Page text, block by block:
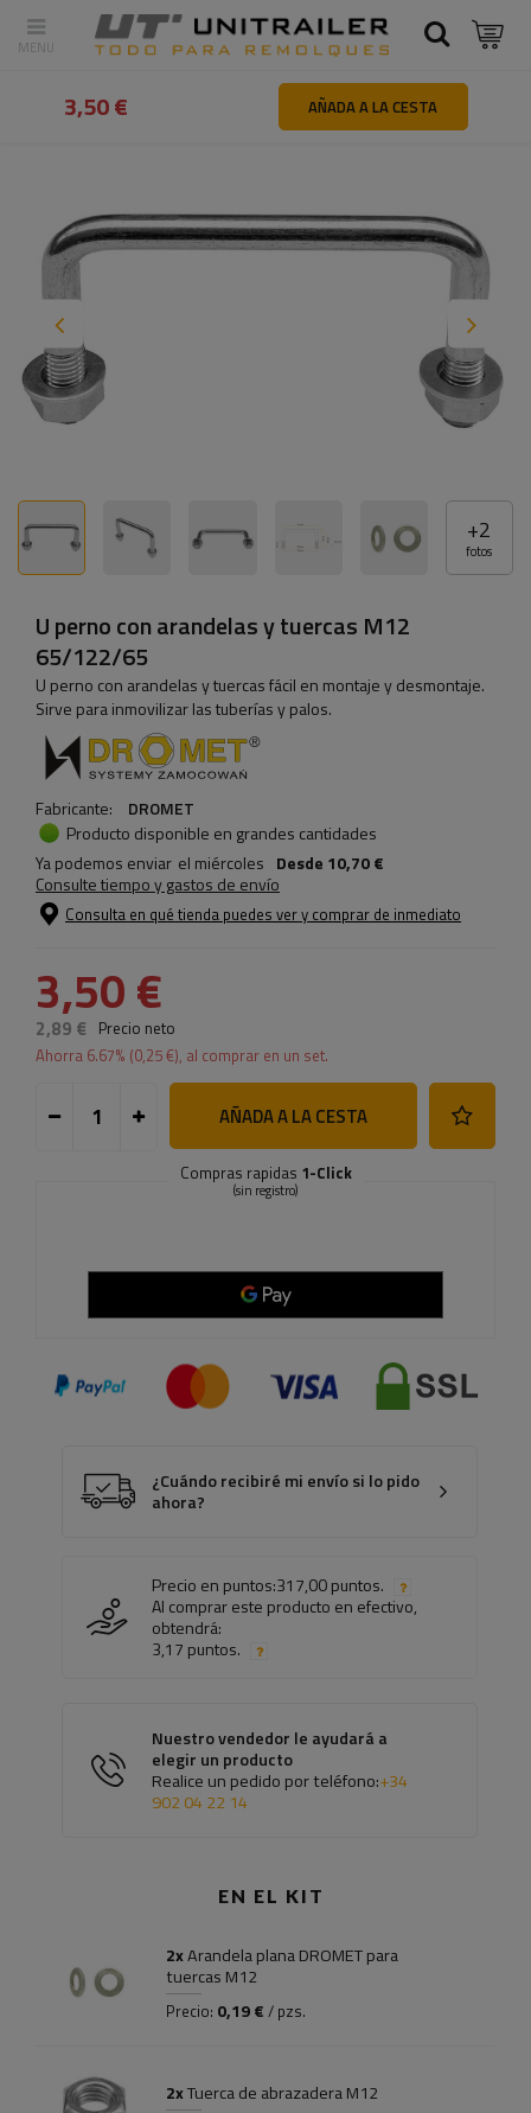
Atrás Inicio Piezas y accesorios de remolques Tornillos y
+2
fotos
U perno con arandelas y tuercas M12
65/122/65
U perno con arandelas y tuercas fácil en montaje y desmontaje.
Sirve para inmovilizar las tuberías y palos.
Fabricante:
DROMET
Producto disponible en grandes cantidades
Ya podemos enviar el miércoles Desde 10,70 €
Consulte tiempo y gastos de envío
Consulta en qué tienda puedes ver y comprar de inmediato
3,50 €
2,89 € Precio neto
Ahorra 6.67% (0,25 €), al comprar en un set.
AÑADA A LA CESTA
Compras rapidas 1-Click
(sin registro)
¿Cuándo recibiré mi envío si lo pido
ahora?
Precio en puntos:317,00 puntos.
Al comprar este producto en efectivo,
obtendrá:
3,17 puntos.
Nuestro vendedor le ayudará a
elegir un producto
Realice un pedido por teléfono:+34
902 04 22 14
EN EL KIT
2xArandela plana DROMET para
tuercas M12
Precio: 0,19 € / pzs.
2xTuerca de abrazadera M12
3,50 € AÑADA A LA CESTA